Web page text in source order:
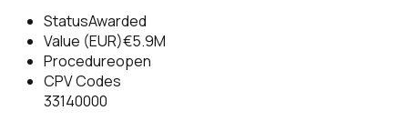
StatusAwarded
Value (EUR)€5.9M
Procedureopen
CPV Codes
33140000